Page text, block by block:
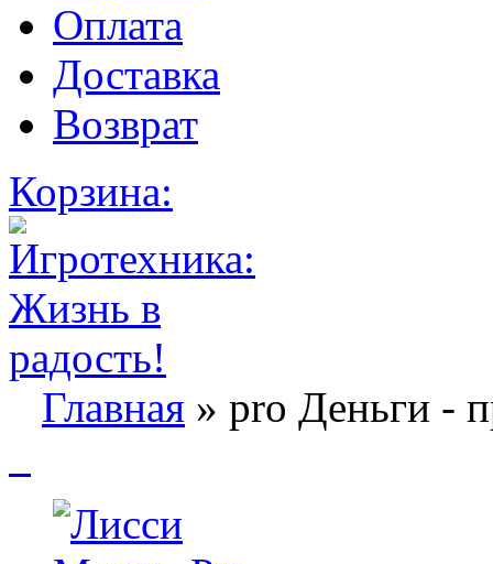
Оплата
Доставка
Возврат
Корзина:
Главная » pro Деньги -